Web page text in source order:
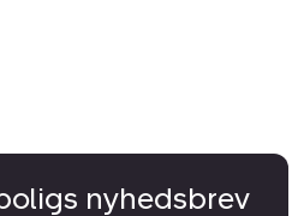
nyhedsbrev